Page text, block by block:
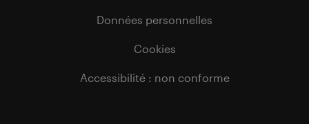
Données personnelles
Cookies
Accessibilité : non conforme